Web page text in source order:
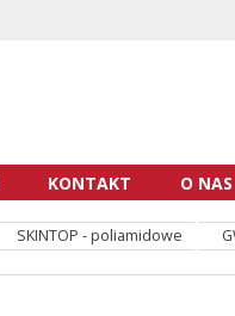
KONTAKT O NAS
SKINTOP - poliamidowe